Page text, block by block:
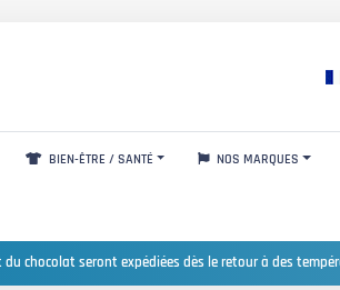
BIEN-ÊTRE / SANTÉ NOS MARQUES
chocolat seront expédiées dès le retour à des